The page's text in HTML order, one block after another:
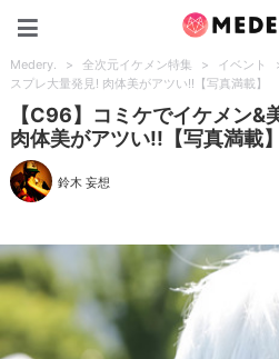
Medery. > 全次元イケメン特集 > イベント
スプレ大量発見! 肉体美がアツい!!【写真満載】
【C96】コミケでイケメン&
肉体美がアツい!!【写真満載
鈴木 妄想